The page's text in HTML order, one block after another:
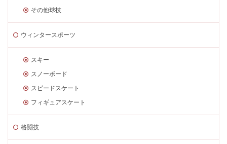
その他球技
ウィンタースポーツ
スキー
スノーボード
スピードスケート
フィギュアスケート
格闘技